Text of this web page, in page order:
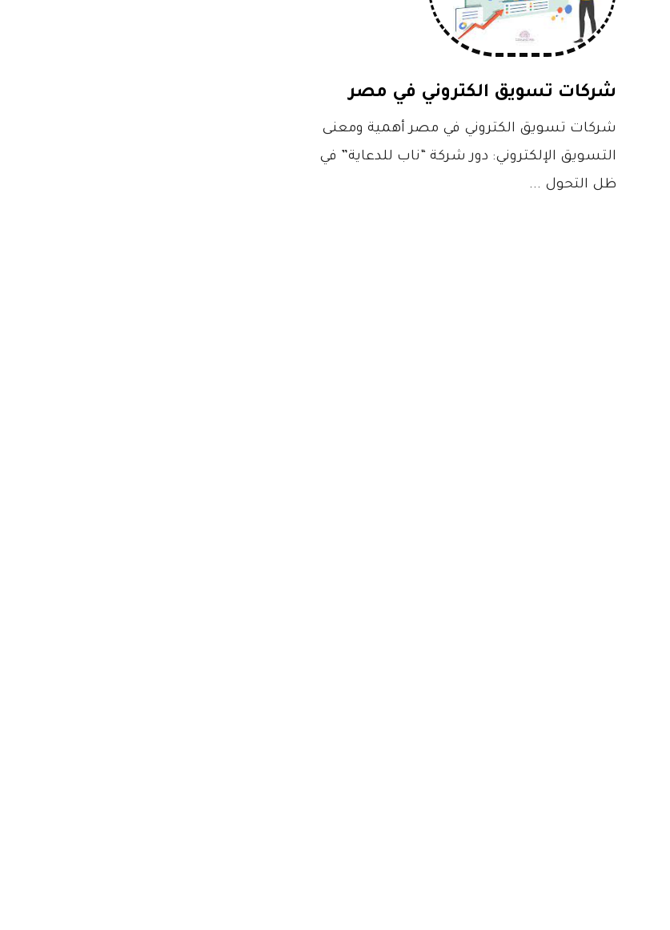
شركات تسويق الكتروني في مصر
شركات تسويق الكتروني في مصر أهمية ومعنى
التسويق الإلكتروني: دور شركة “ناب للدعاية” في
ظل التحول ...